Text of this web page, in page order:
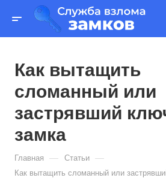
Как вытащить
сломанный или
застрявший
замка
Главная — Статьи —
Как вытащить сломанный или